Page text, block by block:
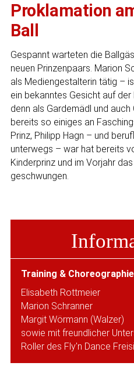
Proklamation
Ball
Gespannt warteten die
neuen Prinzenpaars. Marion
als Mediengestalterin tätig –
ein bekanntes Gesicht auf der
denn als Gardemädl und
bereits so einiges an
Prinz, Philipp Hagn – und
unterwegs – war hat bereits
Kinderprinz und im Vorjahr
geschwungen.
Training &
Elisabeth Rottmeier
Marion Schranner
Margit Wörmann (Walzer)
sowie mit freundlicher
Roller des Fly'n Dance